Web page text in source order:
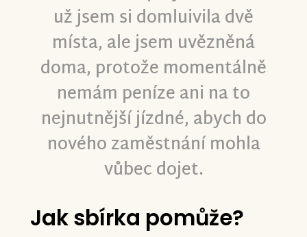
už jsem si domluivila dvě
místa, ale jsem uvězněná
doma, protože momentálně
nemám peníze ani na to
nejnutnější jízdné, abych do
nového zaměstnání mohla
vůbec dojet.
Jak sbírka pomůže?